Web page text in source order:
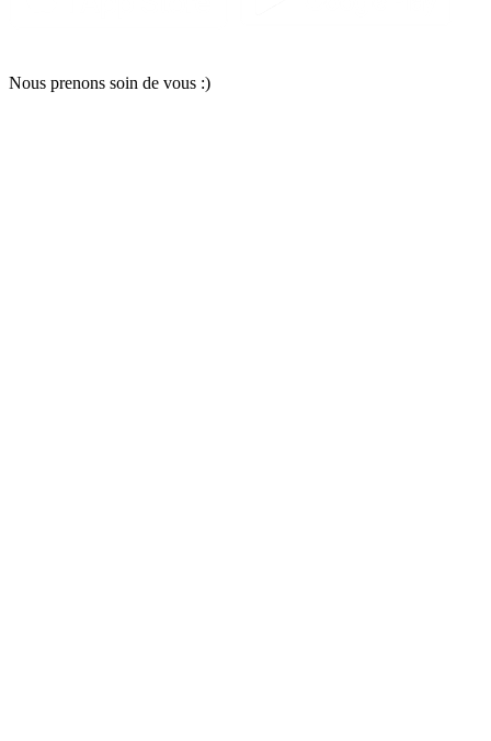
Nous prenons soin de vous :)